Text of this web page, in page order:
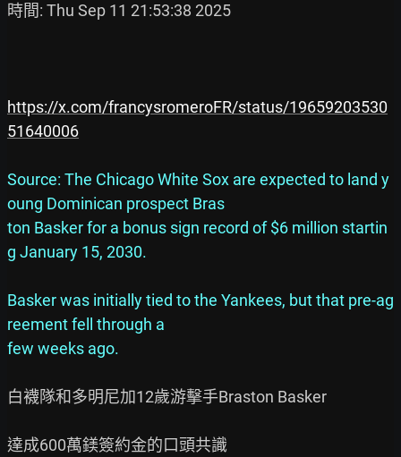
時間: Thu Sep 11 21:53:38 2025
https://x.com/francysromeroFR/status/19659203530
51640006
Source: The Chicago White Sox are expected to land y
oung Dominican prospect Bras
ton Basker for a bonus sign record of $6 million startin
g January 15, 2030.
Basker was initially tied to the Yankees, but that pre-ag
reement fell through a
few weeks ago.
白襪隊和多明尼加12歲游擊手Braston Basker
達成600萬鎂簽約金的口頭共識